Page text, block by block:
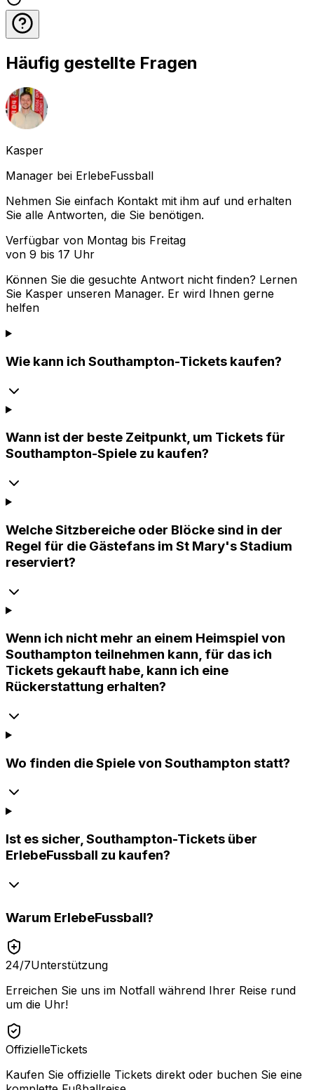
Häufig gestellte Fragen
Kasper
Manager bei ErlebeFussball
Nehmen Sie einfach Kontakt mit ihm auf und erhalten
Sie alle Antworten, die Sie benötigen.
Verfügbar von Montag bis Freitag
von 9 bis 17 Uhr
Können Sie die gesuchte Antwort nicht finden? Lernen
Sie Kasper unseren Manager. Er wird Ihnen gerne
helfen
Wie kann ich Southampton-Tickets kaufen?
Wann ist der beste Zeitpunkt, um Tickets für
Southampton-Spiele zu kaufen?
Welche Sitzbereiche oder Blöcke sind in der
Regel für die Gästefans im St Mary's Stadium
reserviert?
Wenn ich nicht mehr an einem Heimspiel von
Southampton teilnehmen kann, für das ich
Tickets gekauft habe, kann ich eine
Rückerstattung erhalten?
Wo finden die Spiele von Southampton statt?
Ist es sicher, Southampton-Tickets über
ErlebeFussball zu kaufen?
Warum ErlebeFussball?
24/7Unterstützung
Erreichen Sie uns im Notfall während Ihrer Reise rund
um die Uhr!
OffizielleTickets
Kaufen Sie offizielle Tickets direkt oder buchen Sie eine